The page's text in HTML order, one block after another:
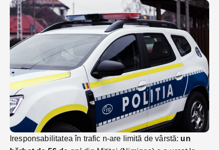
Iresponsabilitatea în trafic n-are limită de vârstă: un